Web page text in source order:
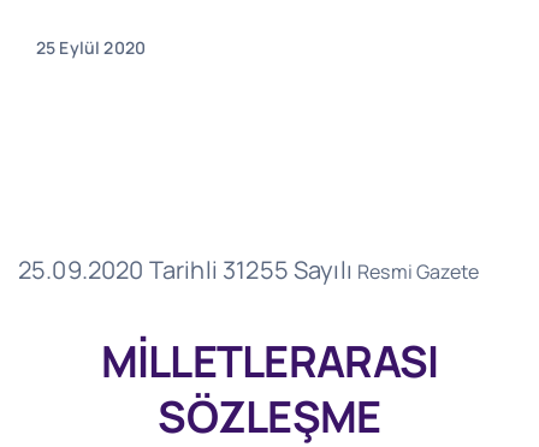
25 Eylül 2020
25.09.2020 Tarihli 31255 Sayılı Resmi Gazete
MİLLETLERARASI
SÖZLEŞME